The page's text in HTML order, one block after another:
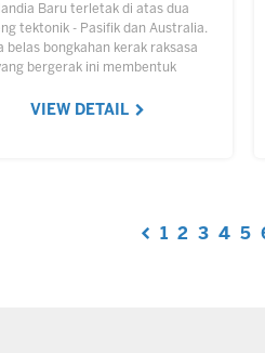
Baru terletak di atas dua
tektonik - Pasifik dan Australia.
belas bongkahan kerak raksasa
bergerak ini membentuk
Utara) dan sebagian South…
VIEW DETAIL
1 2 3 4 5